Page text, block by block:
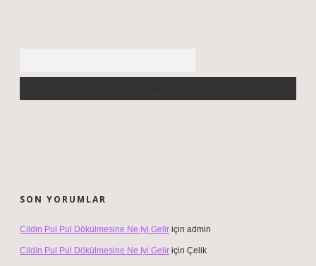
SON YORUMLAR
Cildin Pul Pul Dökülmesine Ne Iyi Gelir için admin
Cildin Pul Pul Dökülmesine Ne Iyi Gelir için Çelik